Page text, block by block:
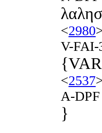
<2980
V-FAI-
<2537
A-DPF
}